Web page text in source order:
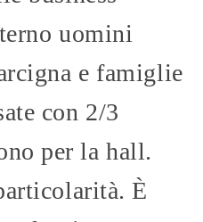
uomini
e famiglie
con 2/3
per la hall.
È